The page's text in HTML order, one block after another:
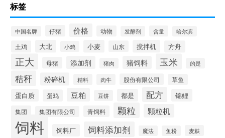
标签
中国名牌 仔猪 价格 动物 发酵剂 含量 哈尔滨
土鸡 大北 小鸡 小麦 山东 搅拌机 方舟
正大 母猪 添加剂 猪肉 猪饲料 玉米 的是
秸秆 粉碎机 精料 肉牛 股份有限公司 草鱼
蛋白质 蛋鸡 豆粕 豆饼 都是 配方 锦鲤
集团 集团有限公司 青饲料 颗粒 颗粒机
饲料 饲料厂 饲料添加剂 魔法 鱼粉 麦麸